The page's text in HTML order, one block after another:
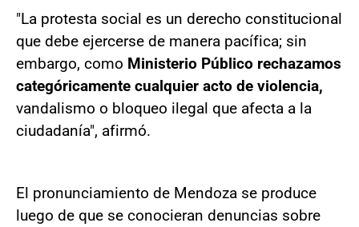
"La protesta social es un derecho constitucional
que debe ejercerse de manera pacífica; sin
embargo, como Ministerio Público rechazamos
categóricamente cualquier acto de violencia,
vandalismo o bloqueo ilegal que afecta a la
ciudadanía", afirmó.
El pronunciamiento de Mendoza se produce
luego de que se conocieran denuncias sobre